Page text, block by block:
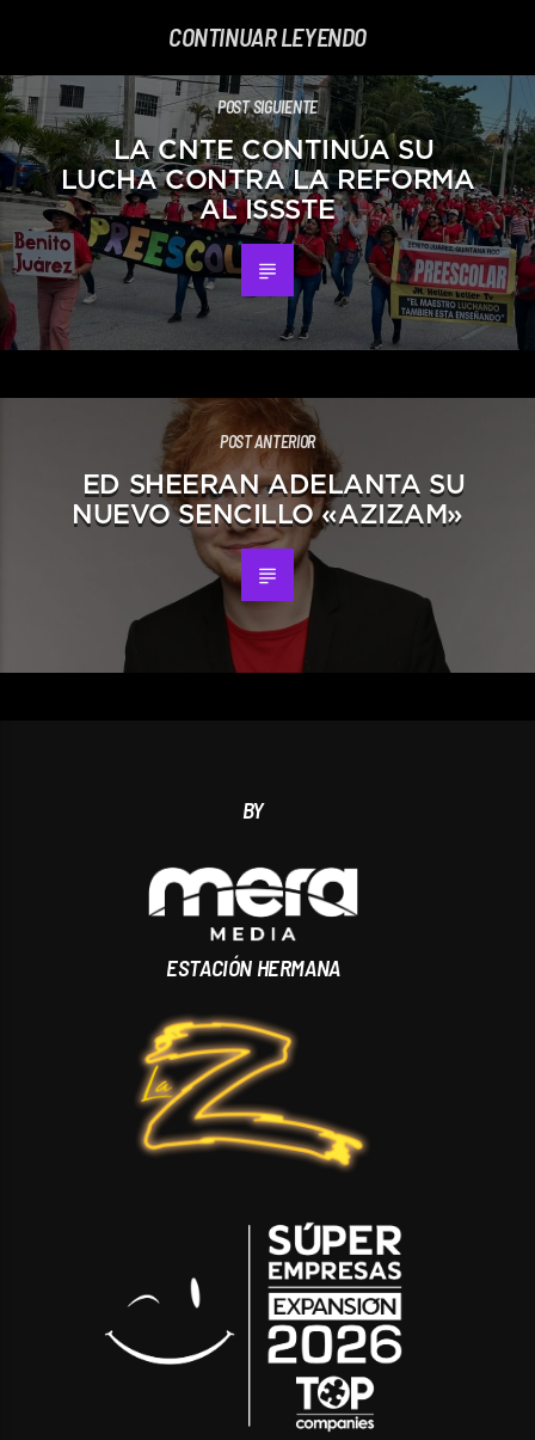
CONTINUAR LEYENDO
POST SIGUIENTE
LA CNTE CONTINÚA SU
LUCHA CONTRA LA REFORMA
AL ISSSTE
POST ANTERIOR
ED SHEERAN ADELANTA SU
NUEVO SENCILLO «AZIZAM»
BY
ESTACIÓN HERMANA